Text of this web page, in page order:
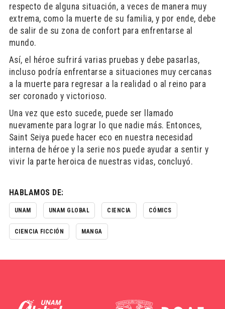
respecto de alguna situación, a veces de manera muy
extrema, como la muerte de su familia, y por ende, debe
de salir de su zona de confort para enfrentarse al
mundo.
Así, el héroe sufrirá varias pruebas y debe pasarlas,
incluso podría enfrentarse a situaciones muy cercanas
a la muerte para regresar a la realidad o al reino para
ser coronado y victorioso.
Una vez que esto sucede, puede ser llamado
nuevamente para lograr lo que nadie más. Entonces,
Saint Seiya puede hacer eco en nuestra necesidad
interna de héroe y la serie nos puede ayudar a sentir y
vivir la parte heroica de nuestras vidas, concluyó.
HABLAMOS DE:
UNAM UNAM GLOBAL CIENCIA CÓMICS
CIENCIA FICCIÓN MANGA